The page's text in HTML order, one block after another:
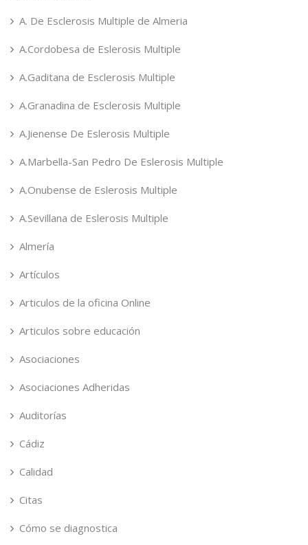
A. De Esclerosis Multiple de Almeria
A.Cordobesa de Eslerosis Multiple
A.Gaditana de Esclerosis Multiple
A.Granadina de Esclerosis Multiple
A.Jienense De Eslerosis Multiple
A.Marbella-San Pedro De Eslerosis Multiple
A.Onubense de Eslerosis Multiple
A.Sevillana de Eslerosis Multiple
Almería
Artículos
Articulos de la oficina Online
Articulos sobre educación
Asociaciones
Asociaciones Adheridas
Auditorías
Cádiz
Calidad
Citas
Cómo se diagnostica